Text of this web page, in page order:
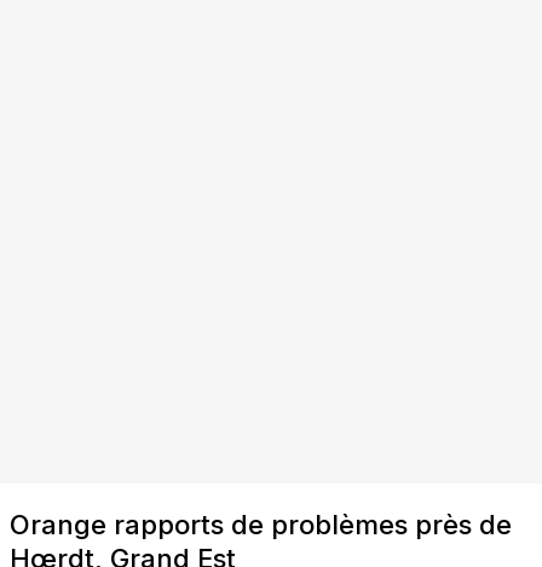
Orange rapports de problèmes près de
Hœrdt, Grand Est